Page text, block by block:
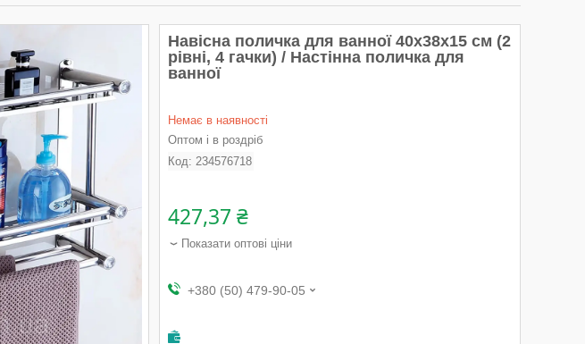
Навісна поличка для ванної 40х38х15 см (2
рівні, 4 гачки) / Настінна поличка для
ванної
Немає в наявності
Оптом і в роздріб
Код: 234576718
427,37 ₴
Показати оптові ціни
+380 (50) 479-90-05